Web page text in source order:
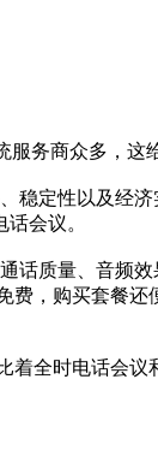
务商众多，这
稳定性以及经
会议。
话质量、音频
，购买套餐
全时电话会议